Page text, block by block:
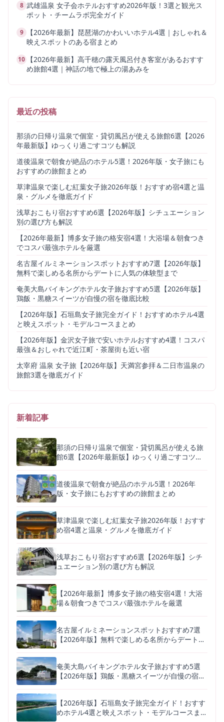
8 武雄温泉 女子会ホテルおすすめ2026年版！3選と観光ス
ポット・チームラボ完全ガイド
9
【2026年最新】琵琶湖のかわいいホテル4選｜おしゃれ＆
映えスポットのある宿まとめ
10
【2026年最新】高千穂の露天風呂付き客室があるおすす
め旅館4選｜神話の地で極上の湯あみを
最近の投稿
那須の日帰り温泉で個室・貸切風呂が使える旅館6選【2026
年最新版】ゆっくり過ごすコツも解説
道後温泉で朝食が絶品のホテル5選！2026年版・女子旅にも
おすすめの旅館まとめ
草津温泉で楽しむ紅葉女子旅2026年版！おすすめ宿4選と温
泉・グルメを徹底ガイド
浅草おこもり宿おすすめ6選【2026年版】シチュエーション
別の選び方も解説
【2026年最新】博多女子旅の格安宿4選！大浴場＆朝食つき
でコスパ最強ホテルを厳選
名古屋イルミネーションスポットおすすめ7選【2026年版】
無料で楽しめる名所からデートに人気の体験型まで
奄美大島バイキングホテル女子旅おすすめ5選【2026年版】
鶏飯・黒糖スイーツが自慢の宿を徹底比較
【2026年版】石垣島女子旅完全ガイド！おすすめホテル4選
と映えスポット・モデルコースまとめ
【2026年版】金沢女子旅で安いホテルおすすめ4選！コスパ
最強＆おしゃれで近江町・茶屋街も近い宿
太宰府 温泉 女子旅【2026年版】天満宮参拝＆二日市温泉の
旅館3選を徹底ガイド
新着記事
那須の日帰り温泉で個室・貸切風呂が使える旅
館6選【2026年最新版】ゆっくり過ごすコツも
道後温泉で朝食が絶品のホテル5選！2026年
版・女子旅にもおすすめの旅館まとめ
草津温泉で楽しむ紅葉女子旅2026年版！おすす
め宿4選と温泉・グルメを徹底ガイド
浅草おこもり宿おすすめ6選【2026年版】シチ
ュエーション別の選び方も解説
【2026年最新】博多女子旅の格安宿4選！大浴
場＆朝食つきでコスパ最強ホテルを厳選
名古屋イルミネーションスポットおすすめ7選
【2026年版】無料で楽しめる名所からデートに
奄美大島バイキングホテル女子旅おすすめ5選
【2026年版】鶏飯・黒糖スイーツが自慢の宿を
【2026年版】石垣島女子旅完全ガイド！おすす
めホテル4選と映えスポット・モデルコースまと